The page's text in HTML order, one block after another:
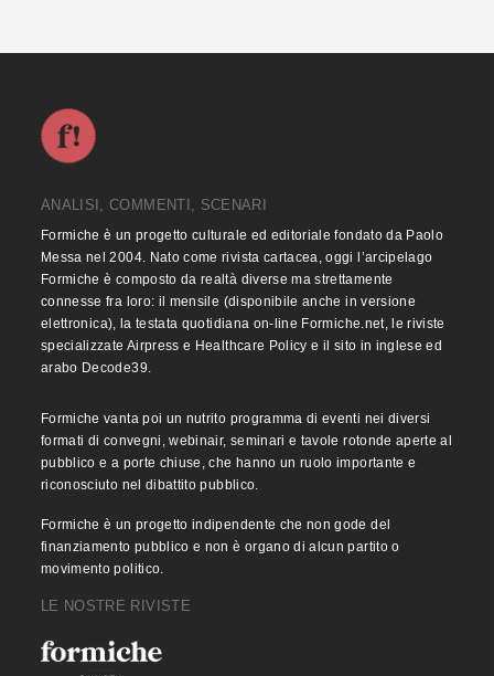
ANALISI, COMMENTI, SCENARI
Formiche è un progetto culturale ed editoriale fondato da Paolo
Messa nel 2004. Nato come rivista cartacea, oggi l’arcipelago
Formiche è composto da realtà diverse ma strettamente
connesse fra loro: il mensile (disponibile anche in versione
elettronica), la testata quotidiana on-line Formiche.net, le riviste
specializzate Airpress e Healthcare Policy e il sito in inglese ed
arabo Decode39.
Formiche vanta poi un nutrito programma di eventi nei diversi
formati di convegni, webinair, seminari e tavole rotonde aperte al
pubblico e a porte chiuse, che hanno un ruolo importante e
riconosciuto nel dibattito pubblico.
Formiche è un progetto indipendente che non gode del
finanziamento pubblico e non è organo di alcun partito o
movimento politico.
LE NOSTRE RIVISTE